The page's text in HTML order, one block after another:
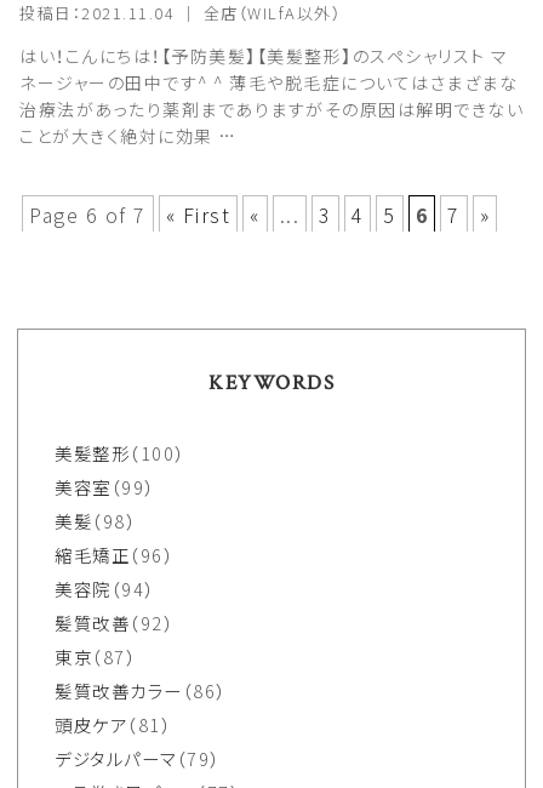
投稿日：2021.11.04 ｜ 全店（WILfA以外）
はい！こんにちは！【予防美髪】【美髪整形】のスペシャリスト マ
ネージャーの田中です^ ^ 薄毛や脱毛症についてはさまざまな
治療法があったり薬剤までありますがその原因は解明できない
ことが大きく絶対に効果 …
Page 6 of 7 « First « ... 3 4 5 6 7 »
KEYWORDS
美髪整形（100）
美容室 （99）
美髪（98）
縮毛矯正（96）
美容院 （94）
髪質改善（92）
東京（87）
髪質改善カラー （86）
頭皮ケア（81）
デジタルパーマ （79）